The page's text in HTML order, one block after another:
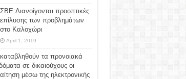
ΣΒΕ:Διανοίγονται προοπτικές
επίλυσης των προβλημάτων
στο Καλοχώρι
April 1, 2019
τα προνοιακά
σε δικαιούχους οι
μέσω της ηλεκτρονικής